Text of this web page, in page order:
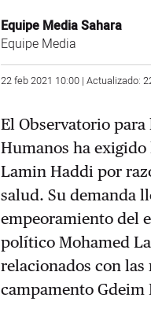
Equipe Media Sahara
Equipe Media
22 feb 2021 10:00 | Actualizado:
El Observatorio para
Humanos ha
Lamin Haddi por
salud. Su demanda
empeoramiento del
político Mohamed
relacionados con las
campamento Gdeim